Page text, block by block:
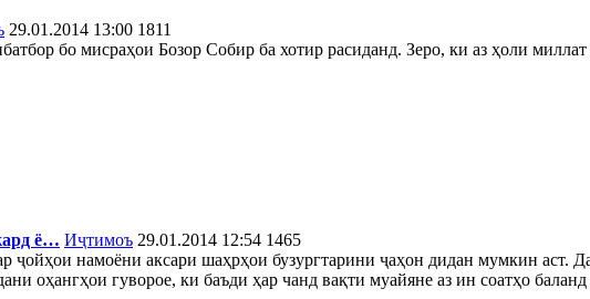
29.01.2014 13:00 1811
бо мисраҳои Бозор Собир ба хотир расиданд. Зеро, ки аз ҳоли
ё… Иҷтимоъ 29.01.2014 12:54 1465
ҷойҳои намоёни аксари шаҳрҳои бузургтарини ҷаҳон дидан мумкин аст.
оҳангҳои гуворое, ки баъди ҳар чанд вақти муайяне аз ин соатҳо